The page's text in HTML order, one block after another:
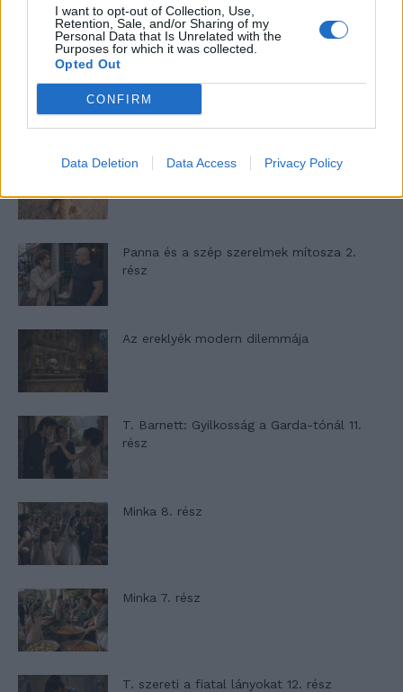
I want to opt-out of Collection, Use,
Retention, Sale, and/or Sharing of my
Personal Data that Is Unrelated with the
Purposes for which it was collected.
Opted Out
CONFIRM
Data Deletion Data Access Privacy Policy
a hétköznapokban
nyílik – Villa...
A családok, akik soha nem hagyták abba
Panna és a szép szerelmek mítosza 2.
rész
Az ereklyék modern dilemmája
T. Barnett: Gyilkosság a Garda-tónál 11.
rész
Minka 8. rész
Minka 7. rész
T. szereti a fiatal lányokat 12. rész